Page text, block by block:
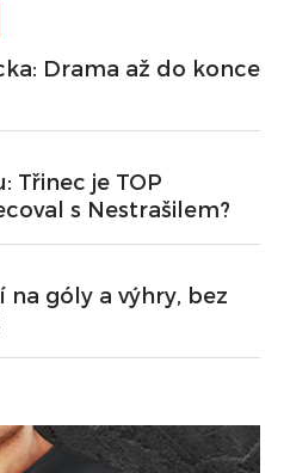
Drama až do konce
Třinec je TOP
s Nestrašilem?
na góly a výhry, bez